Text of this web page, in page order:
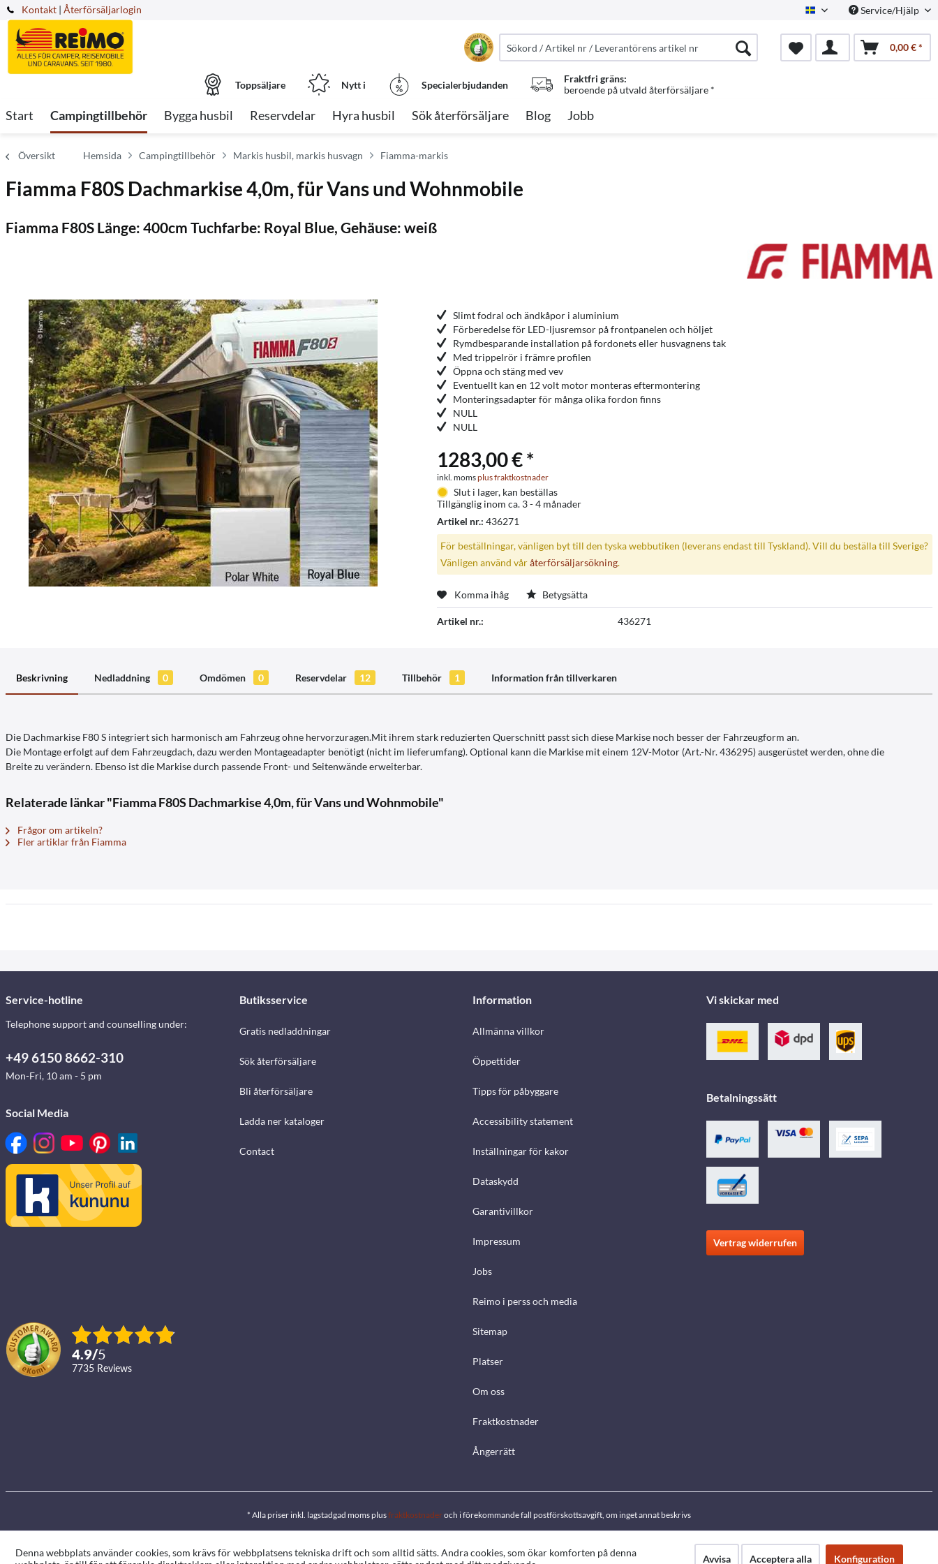
Kontakt Swedish Service/Hjälp
| Återförsäljarlogin
0,00 € *
Toppsäljare Nytt i Specialerbjudanden
Fraktfri gräns:
beroende på utvald återförsäljare *
Start Campingtillbehör Bygga husbil Reservdelar Hyra husbil Sök återförsäljare Blog Jobb
Översikt Hemsida Campingtillbehör Markis husbil, markis husvagn Fiamma-markis
Fiamma F80S Dachmarkise 4,0m, für Vans und Wohnmobile
Fiamma F80S Länge: 400cm Tuchfarbe: Royal Blue, Gehäuse: weiß
Slimt fodral och ändkåpor i aluminium
Förberedelse för LED-ljusremsor på frontpanelen och höljet
Rymdbesparande installation på fordonets eller husvagnens tak
Med trippelrör i främre profilen
Öppna och stäng med vev
Eventuellt kan en 12 volt motor monteras eftermontering
Monteringsadapter för många olika fordon finns
NULL
NULL
1283,00 € *
inkl. momsplus fraktkostnader
Slut i lager, kan beställas
Tillgänglig inom ca. 3 - 4 månader
Artikel nr.: 436271
För beställningar, vänligen byt till den tyska webbutiken (leverans endast till Tyskland). Vill du beställa till Sverige?
Vänligen använd våråterförsäljarsökning.
Komma ihåg Betygsätta
Artikel nr.: 436271
Beskrivning Nedladdning 0 Omdömen 0 Reservdelar 12 Tillbehör 1 Information från tillverkaren
Die Dachmarkise F80 S integriert sich harmonisch am Fahrzeug ohne hervorzuragen.Mit ihrem stark reduzierten Querschnitt passt sich diese Markise noch besser der Fahrzeugform an.
Die Montage erfolgt auf dem Fahrzeugdach, dazu werden Montageadapter benötigt (nicht im lieferumfang). Optional kann die Markise mit einem 12V-Motor (Art.-Nr. 436295) ausgerüstet werden, ohne die
Breite zu verändern. Ebenso ist die Markise durch passende Front- und Seitenwände erweiterbar.
Relaterade länkar "Fiamma F80S Dachmarkise 4,0m, für Vans und Wohnmobile"
Frågor om artikeln?
Fler artiklar från Fiamma
Service-hotline
Telephone support and counselling under:
+49 6150 8662-310
Mon-Fri, 10 am - 5 pm
Social Media
4.9/5
7735 reviews
Butiksservice
Gratis nedladdningar
Sök återförsäljare
Bli återförsäljare
Ladda ner kataloger
Contact
Information
Allmänna villkor
Öppettider
Tipps för påbyggare
Accessibility statement
Inställningar för kakor
Dataskydd
Garantivillkor
Impressum
Jobs
Reimo i perss och media
Sitemap
Platser
Om oss
Fraktkostnader
Ångerrätt
Vi skickar med
Betalningssätt
Vertrag widerrufen
* Alla priser inkl. lagstadgad moms plusfraktkostnaderoch i förekommande fall postförskottsavgift, om inget annat beskrivs
Denna webbplats använder cookies, som krävs för webbplatsens tekniska drift och som alltid sätts. Andra cookies, som ökar komforten på denna
Avvisa Acceptera alla Konfiguration